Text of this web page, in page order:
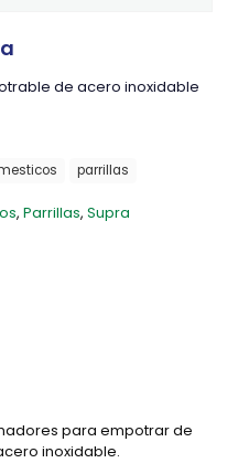
de acero inoxidable
parrillas
, Parrillas, Supra
para empotrar de
inoxidable.